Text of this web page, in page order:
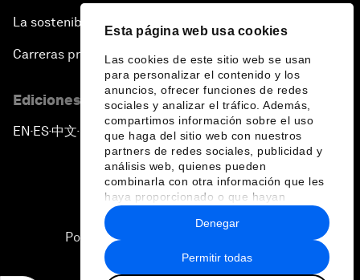
Esta página web usa cookies
Las cookies de este sitio web se usan
para personalizar el contenido y los
anuncios, ofrecer funciones de redes
sociales y analizar el tráfico. Además,
compartimos información sobre el uso
que haga del sitio web con nuestros
partners de redes sociales, publicidad y
análisis web, quienes pueden
combinarla con otra información que les
haya proporcionado o que hayan
recopilado a partir del uso que haya
hecho de sus servicios.
Permitir todas
Denegar
La sostenibilidad en el Foro
Carreras profesionales
Ediciones en otros idiomas
EN ▪ES▪中文▪ 日本語
Política de privacidad y normas de uso
Sitemap